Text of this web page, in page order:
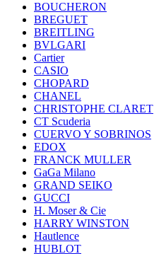
BOUCHERON
BREGUET
BREITLING
BVLGARI
Cartier
CASIO
CHOPARD
CHANEL
CHRISTOPHE CLARET
CT Scuderia
CUERVO Y SOBRINOS
EDOX
FRANCK MULLER
GaGa Milano
GRAND SEIKO
GUCCI
H. Moser & Cie
HARRY WINSTON
Hautlence
HUBLOT